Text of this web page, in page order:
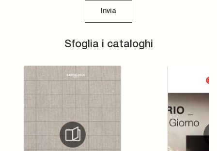
Sfoglia i cataloghi
Invia